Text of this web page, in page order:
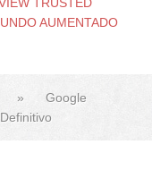
AUMENTADO
»
Google